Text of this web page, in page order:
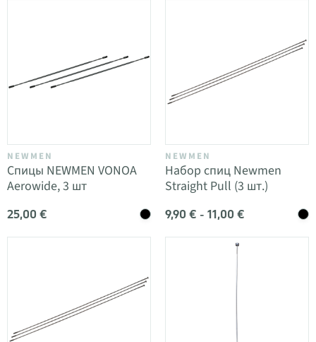
NEWMEN
Спицы NEWMEN VONOA
Aerowide, 3 шт
25,00 €
NEWMEN
Набор спиц Newmen
Straight Pull (3 шт.)
9,90 € - 11,00 €